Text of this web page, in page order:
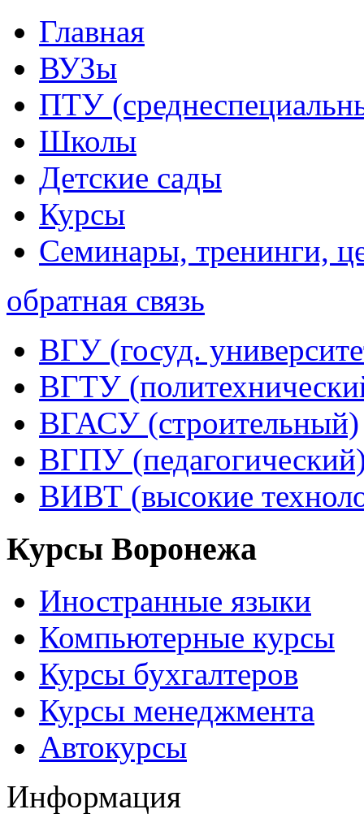
Главная
ВУЗы
ПТУ
Школы
Детские сады
Курсы
Семинары, тренинги,
обратная связь
ВГУ (госуд.
ВГТУ
ВГАСУ (строительный)
ВГПУ
ВИВТ (высокие
Курсы Воронежа
Иностранные языки
Компьютерные курсы
Курсы бухгалтеров
Курсы менеджмента
Автокурсы
Информация